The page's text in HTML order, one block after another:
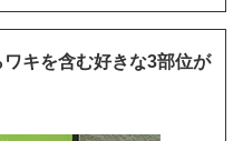
キを含む好きな3部位が